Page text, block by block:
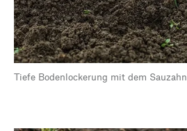
Tiefe Bodenlockerung mit dem Sauzahn